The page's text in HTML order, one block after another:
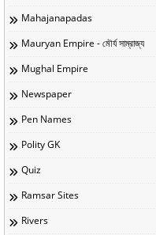
Mahajanapadas
Mauryan Empire - মৌর্য সাম্রাজ্য
Mughal Empire
Newspaper
Pen Names
Polity GK
Quiz
Ramsar Sites
Rivers